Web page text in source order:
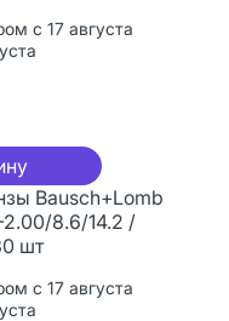
с 17 августа
Bausch+Lomb
8.6/14.2 /
шт
с 17 августа